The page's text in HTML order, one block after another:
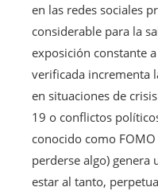
en las redes sociales
considerable para la
exposición constante
verificada incrementa
en situaciones de
19 o conflictos
conocido como FOMO
perderse algo) genera
estar al tanto,